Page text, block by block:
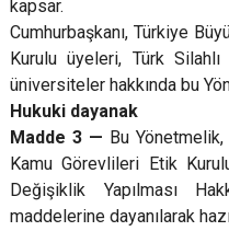
kapsar.
Cumhurbaşkanı, Türkiye
Kurulu üyeleri, Türk
üniversiteler hakkında bu
Hukuki dayanak
Madde 3 — Bu
Kamu Görevlileri Etik
Değişiklik Yapılması
maddelerine dayanılarak